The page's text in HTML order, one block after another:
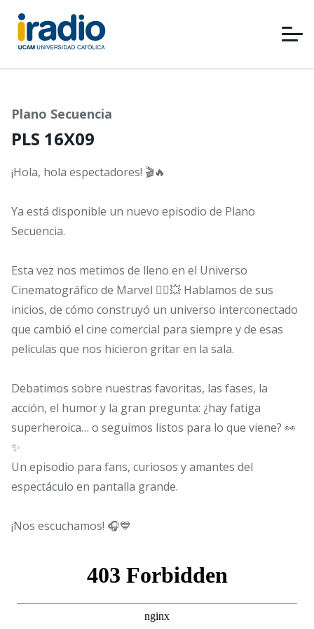
Pasar
contenido
principal
Plano Secuencia
PLS 16X09
¡Hola, hola espectadores! 🎬🔥
Ya está disponible un nuevo episodio de Plano
Secuencia.
Esta vez nos metimos de lleno en el Universo
Cinematográfico de Marvel 🦸‍♀️💥 Hablamos de sus
inicios, de cómo construyó un universo interconectado
que cambió el cine comercial para siempre y de esas
películas que nos hicieron gritar en la sala.
Debatimos sobre nuestras favoritas, las fases, la
acción, el humor y la gran pregunta: ¿hay fatiga
superheroica… o seguimos listos para lo que viene? 👀
✨
Un episodio para fans, curiosos y amantes del
espectáculo en pantalla grande.
¡Nos escuchamos! 🎧💙